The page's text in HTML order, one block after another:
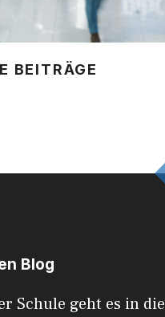
BEITRÄGE
Blog
Schule geht es in die